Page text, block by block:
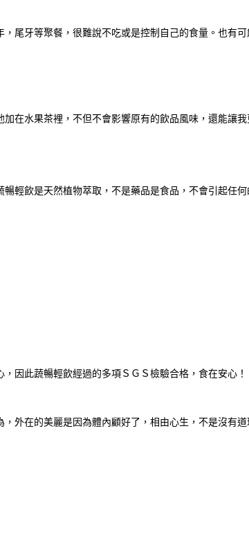
尾牙等聚餐，很難說不吃或是控制自己的食量。也有
在水果茶裡，不但不會影響原有的飲品風味，還能讓
輕飲是天然植物萃取，不是藥品是食品，不會引起任
因此蔬暢輕飲經過的多項ＳＧＳ檢驗合格，食在安心！
外在的美麗是因為體內顧好了，相由心生，不是沒有道